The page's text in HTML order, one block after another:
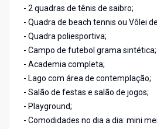
- 2 quadras de tênis de saibro;
- Quadra de beach tennis ou Vôlei
- Quadra poliesportiva;
- Campo de futebol grama sintética;
- Academia completa;
- Lago com área de contemplação;
- Salão de festas e salão de jogos;
- Playground;
- Comodidades no dia a dia: mini